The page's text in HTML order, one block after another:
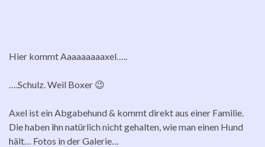
Hier kommt Aaaaaaaaaxel…..
….Schulz. Weil Boxer 😉
Axel ist ein Abgabehund & kommt direkt aus einer Familie.
Die haben ihn natürlich nicht gehalten, wie man einen Hund
hält… Fotos in der Galerie…